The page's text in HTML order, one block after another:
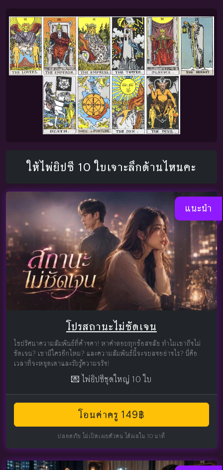
ให้ไพ่ยิปซี 10 ใบเจาะลึกด้านไหนคะ
แนะนำ
โปรสถานะไม่ชัดเจน
ไขปริศนาความสัมพันธ์ที่ค้างคา! หาคำตอบทุกข้อสงสัย ทำไมเขาถึงไม่
ชัดเจน? เขามีใครอีกไหม? และความสัมพันธ์นี้จะจบลงอย่างไร? นี่คือ
เวลาที่จะหยุดเดาและรับรู้ความจริง!
💌 ไพ่ยิปซีชุดใหญ่ 10 ใบ
โอนค่าครู 149฿
ปลอดภัย ไม่เปิดเผยตัวตน ได้ผลใน 10 นาที